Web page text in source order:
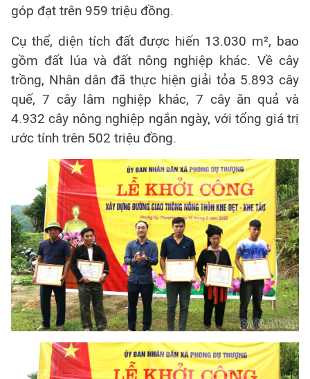
góp đạt trên 959 triệu đồng.
Cụ thể, diện tích đất được hiến 13.030 m², bao
gồm đất lúa và đất nông nghiệp khác. Về cây
trồng, Nhân dân đã thực hiện giải tỏa 5.893 cây
quế, 7 cây lâm nghiệp khác, 7 cây ăn quả và
4.932 cây nông nghiệp ngắn ngày, với tổng giá trị
ước tính trên 502 triệu đồng.